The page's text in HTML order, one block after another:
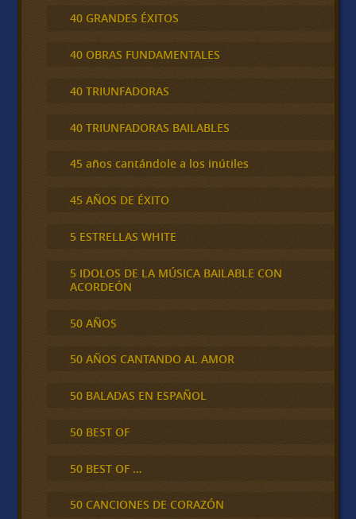
40 GRANDES ÉXITOS
40 OBRAS FUNDAMENTALES
40 TRIUNFADORAS
40 TRIUNFADORAS BAILABLES
45 años cantándole a los inútiles
45 AÑOS DE ÉXITO
5 ESTRELLAS WHITE
5 IDOLOS DE LA MÚSICA BAILABLE CON
ACORDEÓN
50 AÑOS
50 AÑOS CANTANDO AL AMOR
50 BALADAS EN ESPAÑOL
50 BEST OF
50 BEST OF …
50 CANCIONES DE CORAZÓN